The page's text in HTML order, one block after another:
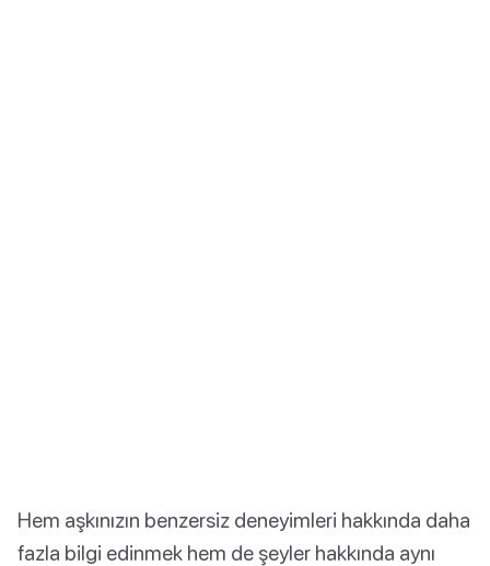
Hem aşkınızın benzersiz deneyimleri hakkında daha
fazla bilgi edinmek hem de şeyler hakkında aynı